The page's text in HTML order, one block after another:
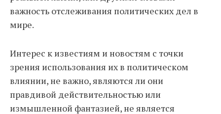
важность отслеживания политических дел в
мире.
Интерес к известиям и новостям с точки
зрения использования их в политическом
влиянии, не важно, являются ли они
правдивой действительностью или
измышленной фантазией, не является